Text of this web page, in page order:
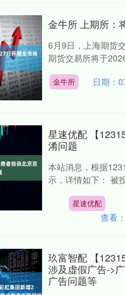
金牛所 上期所：
6月9日，上海期货
期货交易所将于
金牛所 日期：
星速优配 【
淆问题
本站消息，根据
示，详情如下： 被
星速优配
查看：
玖富智配 【
涉及虚假广告->
广告问题等